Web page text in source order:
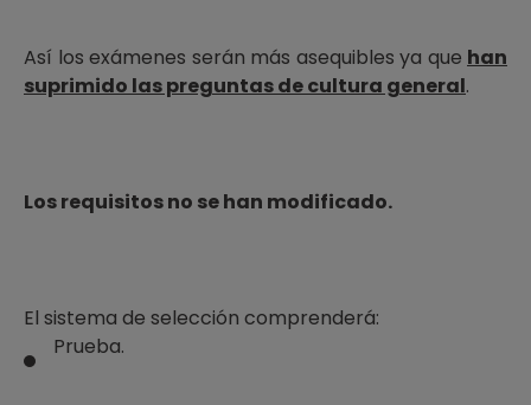
Así los exámenes serán más asequibles ya que han
suprimido las preguntas de cultura general.
Los requisitos no se han modificado.
El sistema de selección comprenderá:
Prueba.